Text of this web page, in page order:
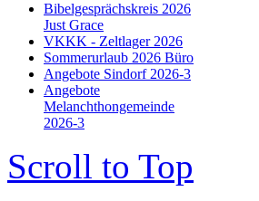
Bibelgesprächskreis 2026
Just Grace
VKKK - Zeltlager 2026
Sommerurlaub 2026 Büro
Angebote Sindorf 2026-3
Angebote
Melanchthongemeinde
2026-3
Scroll to Top